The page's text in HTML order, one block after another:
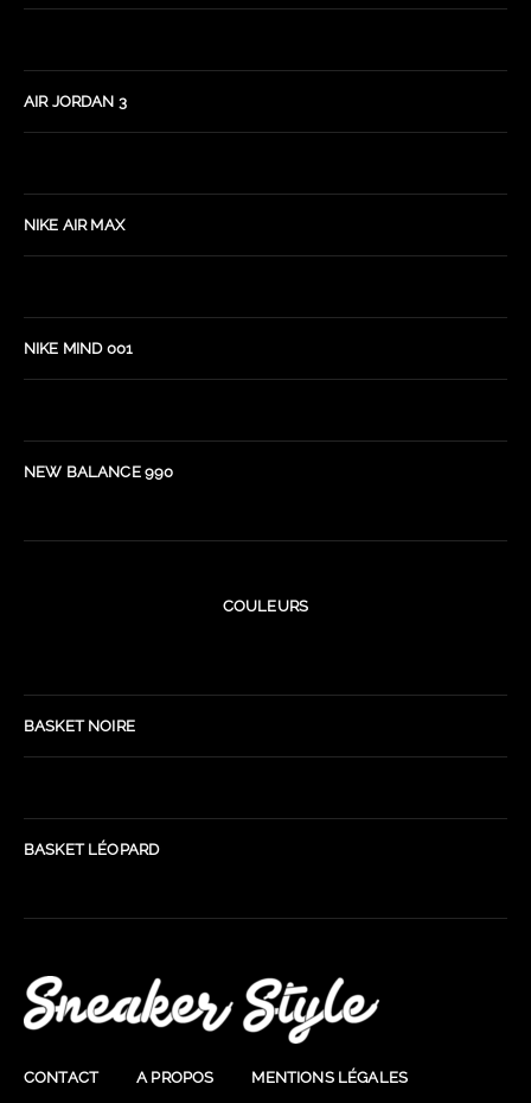
AIR JORDAN 3
NIKE AIR MAX
NIKE MIND 001
NEW BALANCE 990
COULEURS
BASKET NOIRE
BASKET LÉOPARD
CONTACT A PROPOS MENTIONS LÉGALES